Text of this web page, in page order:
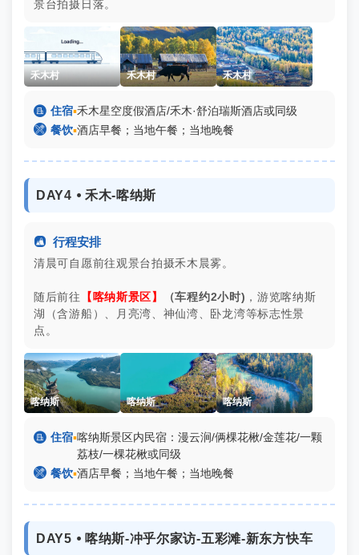
景台拍摄日落。
禾木村 禾木村 禾木村
 住宿▪禾木星空度假酒店/禾木·舒泊瑞斯酒店或同级
 餐饮▪酒店早餐；当地午餐；当地晚餐
DAY4 ⦁ 禾木-喀纳斯
 行程安排
清晨可自愿前往观景台拍摄禾木晨雾。
随后前往 【喀纳斯景区】 （车程约2小时) ，游览喀纳斯
湖（含游船）、月亮湾、神仙湾、卧龙湾等标志性景
点。
喀纳斯 喀纳斯 喀纳斯
 住宿▪喀纳斯景区内民宿：漫云涧/俩棵花楸/金莲花/一颗
荔枝/一棵花楸或同级
 餐饮▪酒店早餐；当地午餐；当地晚餐
DAY5 ⦁ 喀纳斯-冲乎尔家访-五彩滩-新东方快车